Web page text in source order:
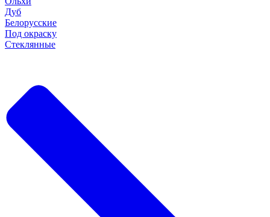
Дуб
Белорусские
Под окраску
Стеклянные